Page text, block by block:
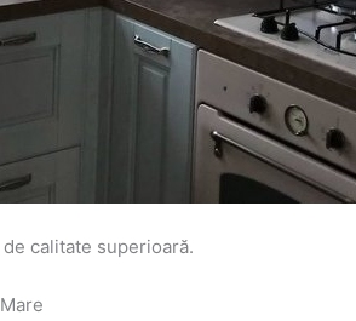
calitate superioară.